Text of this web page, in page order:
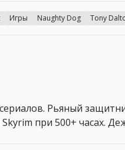
Игры Naughty Dog Tony
Рьяный
при 500+ часах.